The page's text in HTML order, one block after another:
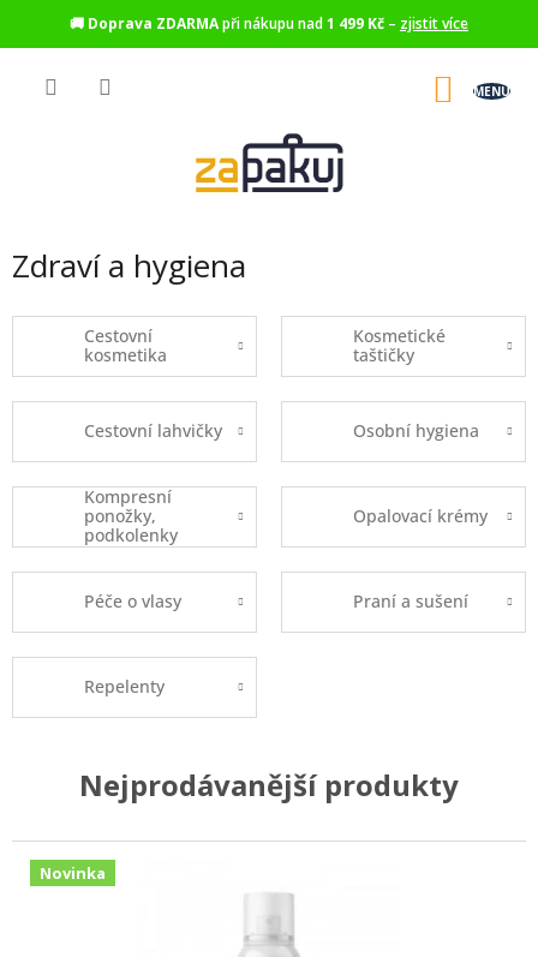
🚚 Doprava ZDARMApři nákupu nad1 499 Kč – zjistit více
Zdraví a hygiena
Cestovní
kosmetika
Kosmetické
taštičky
Cestovní lahvičky Osobní hygiena
Kompresní
ponožky,
podkolenky
Opalovací krémy
Péče o vlasy Praní a sušení
Repelenty
Nejprodávanější produkty
Novinka